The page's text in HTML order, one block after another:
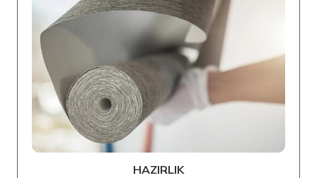
HAZIRLIK